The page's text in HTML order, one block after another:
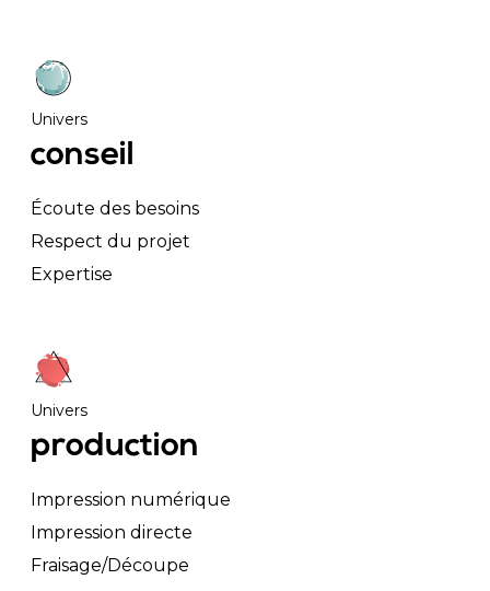
Univers
conseil
Écoute des besoins
Respect du projet
Expertise
Univers
production
Impression numérique
Impression directe
Fraisage/Découpe